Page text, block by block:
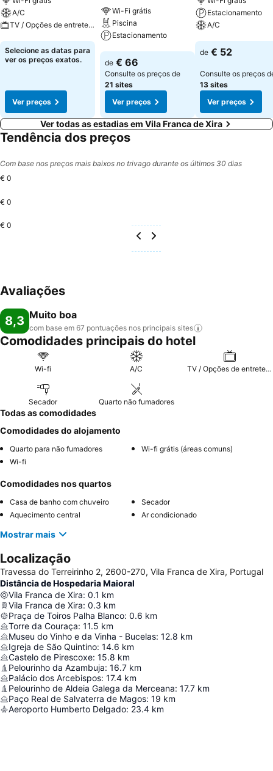
A/C
TV / Opções de entretenimento
Ver preços
Selecione as datas para
ver os preços exatos.
Ver preços
Wi-Fi grátis
Piscina
Estacionamento
Ver preços
de € 66
Consulte os preços de
21 sites
Ver preços
Estacionamento
A/C
Ver preços
de € 52
Consulte os preços
13 sites
Ver preços
Ver todas as estadias em Vila Franca de Xira
Tendência dos preços
Com base nos preços mais baixos no trivago durante os últimos 30 dias
€ 0
€ 0
€ 0
Avaliações
8,3 Muito boa
com base em 67 pontuações nos principais sites
Comodidades principais do hotel
Wi-fi A/C TV / Opções de entretenimento
Secador Quarto não fumadores
Todas as comodidades
Comodidades do alojamento
Quarto para não fumadores
Wi-fi grátis (áreas comuns)
Wi-fi
Comodidades nos quartos
Casa de banho com chuveiro
Secador
Aquecimento central
Ar condicionado
Mostrar mais
Localização
Travessa do Terreirinho 2, 2600-270, Vila Franca de Xira, Portugal
Distância de Hospedaria Maioral
Vila Franca de Xira: 0.1 km
Vila Franca de Xira: 0.3 km
Praça de Toiros Palha Blanco: 0.6 km
Torre da Couraça: 11.5 km
Museu do Vinho e da Vinha - Bucelas: 12.8 km
Igreja de São Quintino: 14.6 km
Castelo de Pirescoxe: 15.8 km
Pelourinho da Azambuja: 16.7 km
Palácio dos Arcebispos: 17.4 km
Pelourinho de Aldeia Galega da Merceana: 17.7 km
Paço Real de Salvaterra de Magos: 19 km
Aeroporto Humberto Delgado: 23.4 km